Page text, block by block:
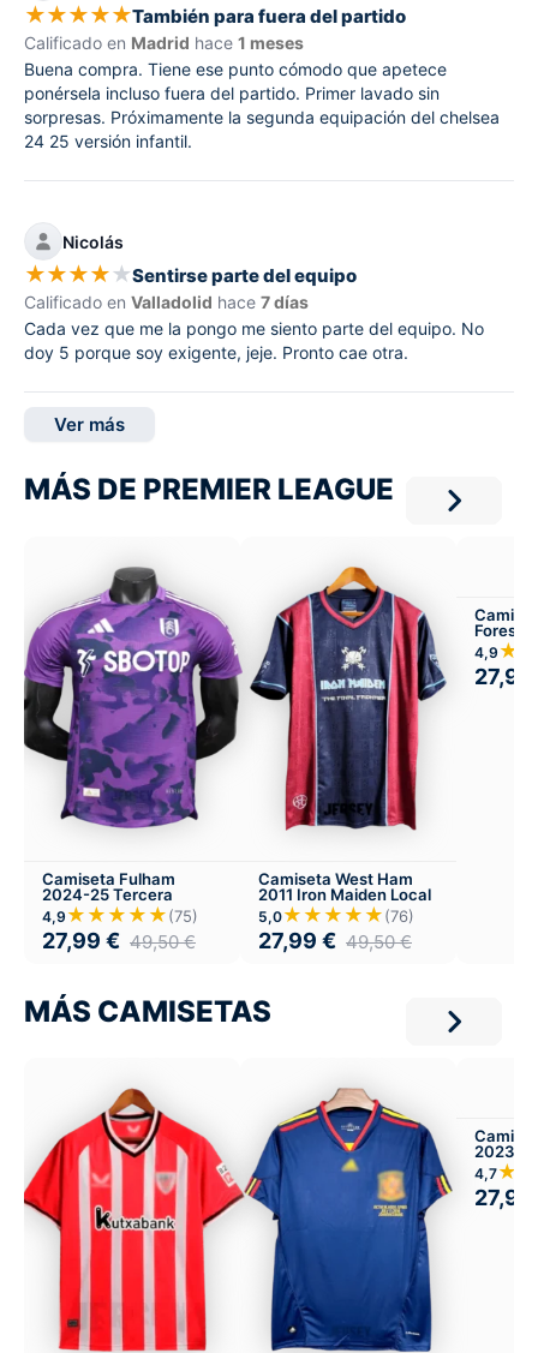
★★★★★También para fuera del partido
Calificado en Madrid hace 1 meses
Buena compra. Tiene ese punto cómodo que apetece
ponérsela incluso fuera del partido. Primer lavado sin
sorpresas. Próximamente la segunda equipación del chelsea
24 25 versión infantil.
Nicolás
★★★★★Sentirse parte del equipo
Calificado en Valladolid hace 7 días
Cada vez que me la pongo me siento parte del equipo. No
doy 5 porque soy exigente, jeje. Pronto cae otra.
Ver más
MÁS DE PREMIER LEAGUE
Camiseta Fulham
2024-25 Tercera
4,9 ★★★★★(75)
27,99 € 49,50€
Camiseta West Ham
2011 Iron Maiden Local
5,0★★★★★(76)
27,99 € 49,50€
Forest
4,9
27,99
MÁS CAMISETAS
2023-
Infantil
4,7
27,99